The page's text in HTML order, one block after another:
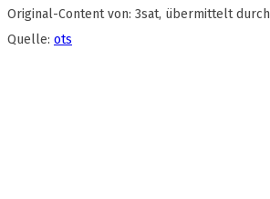
Original-Content von: 3sat, übermittelt
Quelle: ots